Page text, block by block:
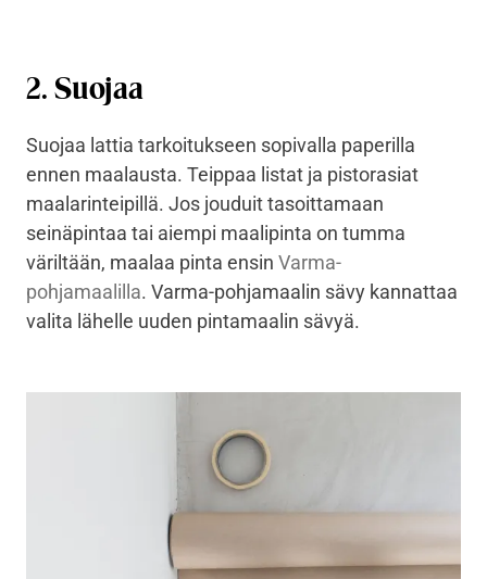
2. Suojaa
Suojaa lattia tarkoitukseen sopivalla paperilla
ennen maalausta. Teippaa listat ja pistorasiat
maalarinteipillä. Jos jouduit tasoittamaan
seinäpintaa tai aiempi maalipinta on tumma
väriltään, maalaa pinta ensin Varma-
pohjamaalilla. Varma-pohjamaalin sävy kannattaa
valita lähelle uuden pintamaalin sävyä.